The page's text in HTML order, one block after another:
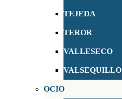
TEJEDA
TEROR
VALLESECO
VALSEQUILLO
OCIO